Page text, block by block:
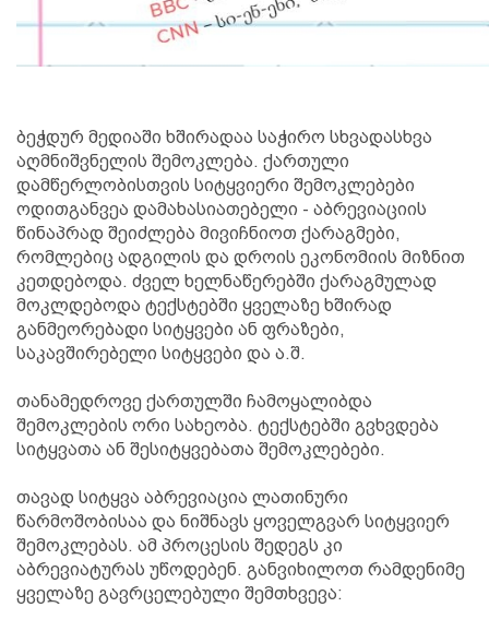
ბეჭდურ მედიაში ხშირადაა საჭირო სხვადასხვა
აღმნიშვნელის შემოკლება. ქართული
დამწერლობისთვის სიტყვიერი შემოკლებები
ოდითგანვეა დამახასიათებელი - აბრევიაციის
წინაპრად შეიძლება მივიჩნიოთ ქარაგმები,
რომლებიც ადგილის და დროის ეკონომიის მიზნით
კეთდებოდა. ძველ ხელნაწერებში ქარაგმულად
მოკლდებოდა ტექსტებში ყველაზე ხშირად
განმეორებადი სიტყვები ან ფრაზები,
საკავშირებელი სიტყვები და ა.შ.
თანამედროვე ქართულში ჩამოყალიბდა
შემოკლების ორი სახეობა. ტექსტებში გვხვდება
სიტყვათა ან შესიტყვებათა შემოკლებები.
თავად სიტყვა აბრევიაცია ლათინური
წარმოშობისაა და ნიშნავს ყოველგვარ სიტყვიერ
შემოკლებას. ამ პროცესის შედეგს კი
აბრევიატურას უწოდებენ. განვიხილოთ რამდენიმე
ყველაზე გავრცელებული შემთხვევა: